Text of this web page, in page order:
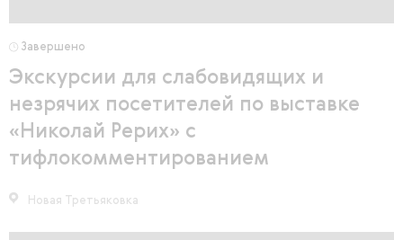
Завершено
Экскурсии для слабовидящих и
незрячих посетителей по выставке
«Николай Рерих» с
тифлокомментированием
Новая Третьяковка